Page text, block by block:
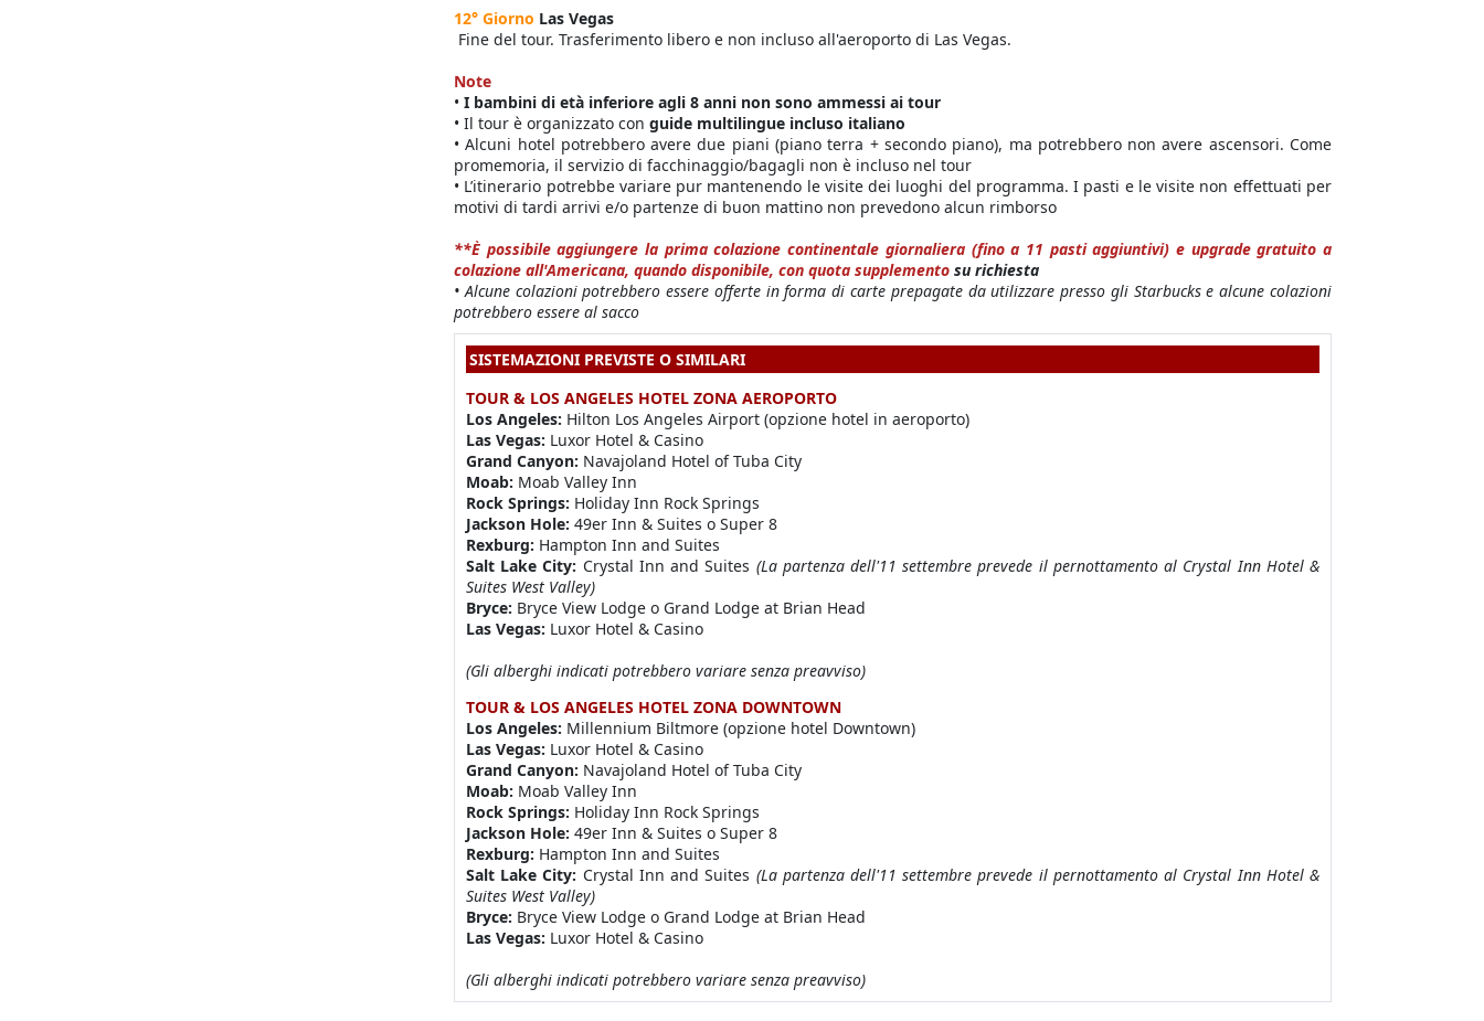
12° Giorno Las Vegas
Fine del tour. Trasferimento libero e non incluso all'aeroporto di Las Vegas.
Note
• I bambini di età inferiore agli 8 anni non sono ammessi ai tour
• Il tour è organizzato con guide multilingue incluso italiano
• Alcuni hotel potrebbero avere due piani (piano terra + secondo piano), ma potrebbero non avere ascensori. Come
promemoria, il servizio di facchinaggio/bagagli non è incluso nel tour
• L’itinerario potrebbe variare pur mantenendo le visite dei luoghi del programma. I pasti e le visite non effettuati per
motivi di tardi arrivi e/o partenze di buon mattino non prevedono alcun rimborso
**È possibile aggiungere la prima colazione continentale giornaliera (fino a 11 pasti aggiuntivi) e upgrade gratuito a
colazione all'Americana, quando disponibile, con quota supplemento su richiesta
• Alcune colazioni potrebbero essere offerte in forma di carte prepagate da utilizzare presso gli Starbucks e alcune colazioni
potrebbero essere al sacco
SISTEMAZIONI PREVISTE O SIMILARI
TOUR & LOS ANGELES HOTEL ZONA AEROPORTO
Los Angeles: Hilton Los Angeles Airport (opzione hotel in aeroporto)
Las Vegas: Luxor Hotel & Casino
Grand Canyon: Navajoland Hotel of Tuba City
Moab: Moab Valley Inn
Rock Springs: Holiday Inn Rock Springs
Jackson Hole: 49er Inn & Suites o Super 8
Rexburg: Hampton Inn and Suites
Salt Lake City: Crystal Inn and Suites (La partenza dell'11 settembre prevede il pernottamento al Crystal Inn Hotel &
Suites West Valley)
Bryce: Bryce View Lodge o Grand Lodge at Brian Head
Las Vegas: Luxor Hotel & Casino
(Gli alberghi indicati potrebbero variare senza preavviso)
TOUR & LOS ANGELES HOTEL ZONA DOWNTOWN
Los Angeles: Millennium Biltmore (opzione hotel Downtown)
Las Vegas: Luxor Hotel & Casino
Grand Canyon: Navajoland Hotel of Tuba City
Moab: Moab Valley Inn
Rock Springs: Holiday Inn Rock Springs
Jackson Hole: 49er Inn & Suites o Super 8
Rexburg: Hampton Inn and Suites
Salt Lake City: Crystal Inn and Suites (La partenza dell'11 settembre prevede il pernottamento al Crystal Inn Hotel &
Suites West Valley)
Bryce: Bryce View Lodge o Grand Lodge at Brian Head
Las Vegas: Luxor Hotel & Casino
(Gli alberghi indicati potrebbero variare senza preavviso)